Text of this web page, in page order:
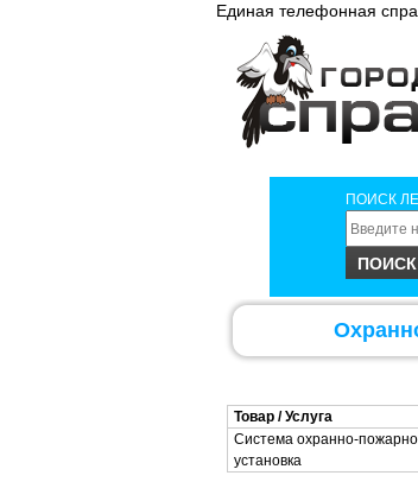
Единая телефонная
ПОИСК
Товар / Услуга
Система охранно-
установка